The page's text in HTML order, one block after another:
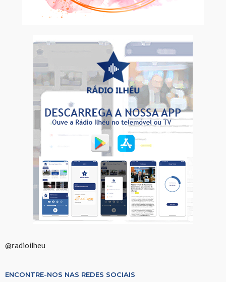
@radioilheu
ENCONTRE-NOS NAS REDES SOCIAIS